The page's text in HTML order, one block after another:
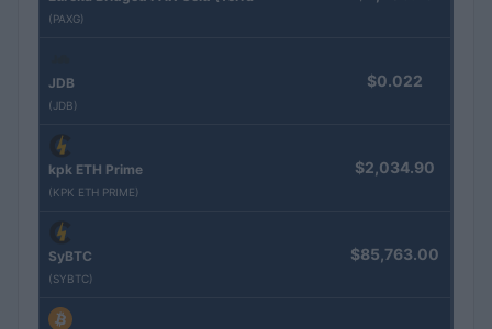
(PAXG)
JDB
(JDB)
$0.022
kpk ETH Prime
(KPK ETH PRIME)
$2,034.90
SyBTC
(SYBTC)
$85,763.00